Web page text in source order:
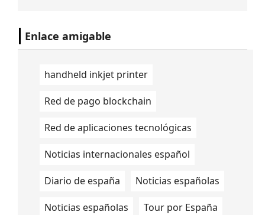
Enlace amigable
handheld inkjet printer
Red de pago blockchain
Red de aplicaciones tecnológicas
Noticias internacionales español
Diario de españa Noticias españolas
Noticias españolas Tour por España